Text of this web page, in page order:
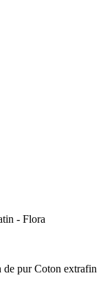
- Flora
de pur Coton extrafin